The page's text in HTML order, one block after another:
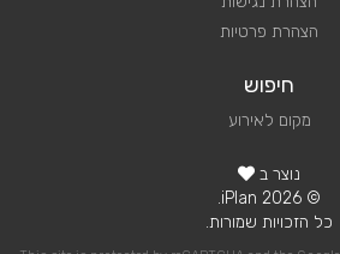
הצהרת פרטיות
חיפוש
מקום לאירוע
נוצר ב
© 2026 iPlan.
כל הזכויות שמורות.